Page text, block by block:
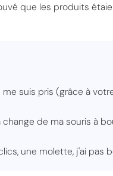
que les produits
me suis pris (grâce à
change de ma souris à
une molette, j'ai pas